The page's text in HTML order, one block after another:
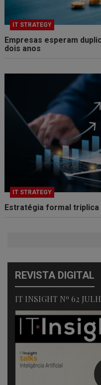
IT STRATEGY
Empresas esperam
dois anos
IT STRATEGY
Estratégia formal triplica
REVISTA DIGITAL
IT INSIGHT Nº 62